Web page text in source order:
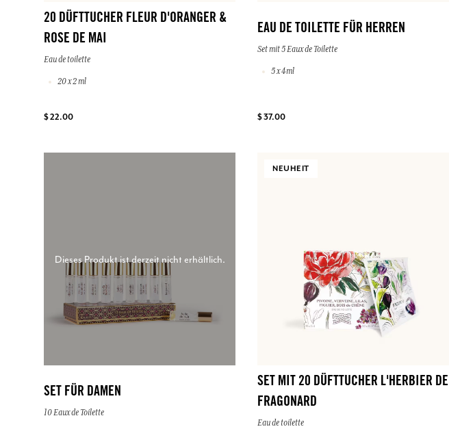
20 DÜFTTUCHER FLEUR D'ORANGER &
ROSE DE MAI
Eau de toilette
20 x 2 ml
$ 22.00
EAU DE TOILETTE FÜR HERREN
Set mit 5 Eaux de Toilette
5 x 4ml
$ 37.00
Dieses Produkt ist derzeit nicht erhältlich.
SET FÜR DAMEN
10 Eaux de Toilette
NEUHEIT
SET MIT 20 DÜFTTUCHER L'HERBIER DE
FRAGONARD
Eau de toilette